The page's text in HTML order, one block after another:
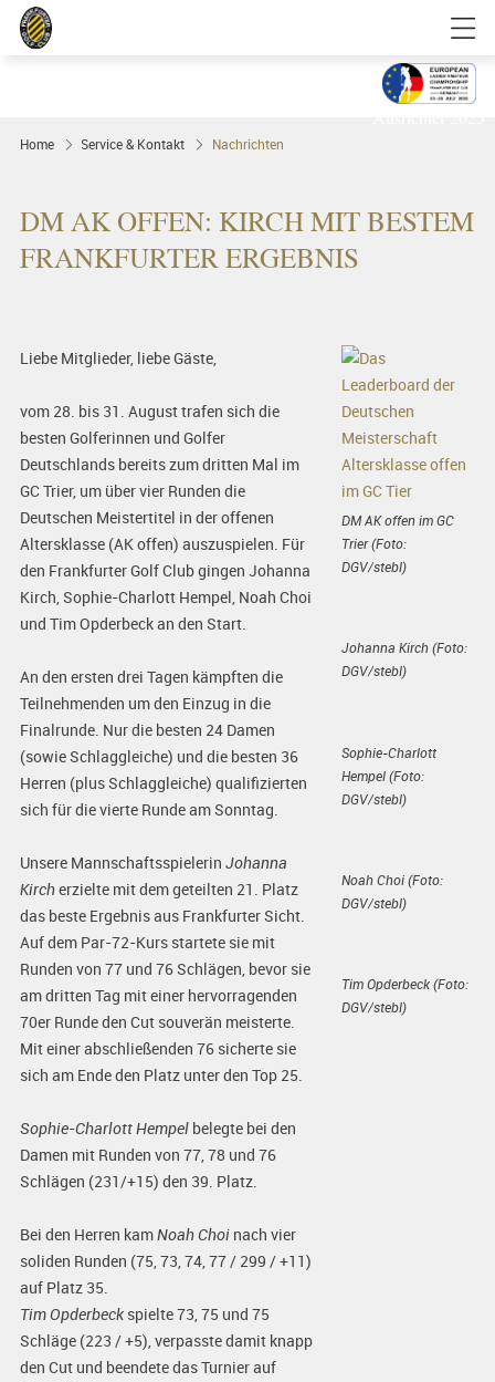
Home Service & Kontakt Nachrichten
DM AK OFFEN: KIRCH MIT BESTEM
FRANKFURTER ERGEBNIS
Liebe Mitglieder, liebe Gäste,
vom 28. bis 31. August trafen sich die
besten Golferinnen und Golfer
Deutschlands bereits zum dritten Mal im
GC Trier, um über vier Runden die
Deutschen Meistertitel in der offenen
Altersklasse (AK offen) auszuspielen. Für
den Frankfurter Golf Club gingen Johanna
Kirch, Sophie-Charlott Hempel, Noah Choi
und Tim Opderbeck an den Start.
An den ersten drei Tagen kämpften die
Teilnehmenden um den Einzug in die
Finalrunde. Nur die besten 24 Damen
(sowie Schlaggleiche) und die besten 36
Herren (plus Schlaggleiche) qualifizierten
sich für die vierte Runde am Sonntag.
Unsere Mannschaftsspielerin Johanna
Kircherzielte mit dem geteilten 21. Platz
das beste Ergebnis aus Frankfurter Sicht.
Auf dem Par-72-Kurs startete sie mit
Runden von 77 und 76 Schlägen, bevor sie
am dritten Tag mit einer hervorragenden
70er Runde den Cut souverän meisterte.
Mit einer abschließenden 76 sicherte sie
sich am Ende den Platz unter den Top 25.
Sophie-Charlott Hempel belegte bei den
Damen mit Runden von 77, 78 und 76
Schlägen (231/+15) den 39. Platz.
Bei den Herren kamNoah Choinach vier
soliden Runden (75, 73, 74, 77 / 299 / +11)
auf Platz 35.
Tim Opderbeckspielte 73, 75 und 75
Schläge (223 / +5), verpasste damit knapp
den Cut und beendete das Turnier auf
DM AK offen im GC
Trier (Foto:
DGV/stebl)
Johanna Kirch (Foto:
DGV/stebl)
Sophie-Charlott
Hempel (Foto:
DGV/stebl)
Noah Choi (Foto:
DGV/stebl)
Tim Opderbeck (Foto:
DGV/stebl)